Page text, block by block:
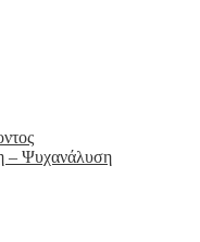
– Ψυχανάλυση